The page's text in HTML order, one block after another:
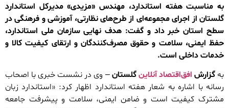
به مناسبت هفته استاندارد، مهندس «مزیدی» مدیرکل استاندارد
گلستان از اجرای مجموعه‌ای از طرح‌های نظارتی، آموزشی و فرهنگی در
سطح استان خبر داد و گفت: هدف نهایی سازمان ملی استاندارد،
حفظ ایمنی، سلامت و حقوق مصرف‌کنندگان و ارتقای کیفیت کالا و
خدمات داخلی است.
به گزارش افق‌اقتصاد آنلاینگلستان– وی در نشست خبری با اصحاب
رسانه با اشاره به شعار هفته استاندارد اظهار کرد: «استاندارد زبان
مشترک کیفیت است و ضامن ایمنی، سلامت و پیشرفت جامعه